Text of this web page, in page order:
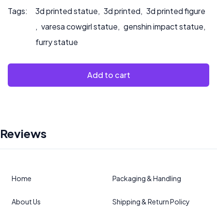
Tags: 3d printed statue, 3d printed, 3d printed figure
, varesa cowgirl statue, genshin impact statue,
furry statue
Add to cart
Reviews
Home
About Us
Packaging & Handling
Shipping & Return Policy